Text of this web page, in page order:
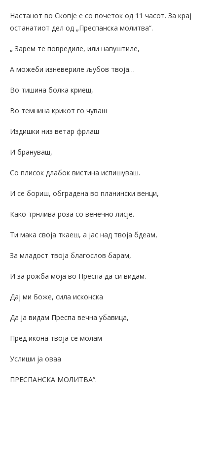
Настанот во Скопје е со почеток од 11 часот. За крај
останатиот дел од „Преспанска молитва“.
„ Зарем те повредиле, или напуштиле,
А можеби изневериле љубов твоја…
Во тишина болка криеш,
Во темнина крикот го чуваш
Издишки низ ветар фрлаш
И брануваш,
Со плисок длабок вистина испишуваш.
И се бориш, обградена во планински венци,
Како трнлива роза со венечно лисје.
Ти мака своја ткаеш, а јас над твоја бдеам,
За младост твоја благослов барам,
И за рожба моја во Преспа да си видам.
Дај ми Боже, сила исконска
Да ја видам Преспа вечна убавица,
Пред икона твоја се молам
Услиши ја оваа
ПРЕСПАНСКА МОЛИТВА“.